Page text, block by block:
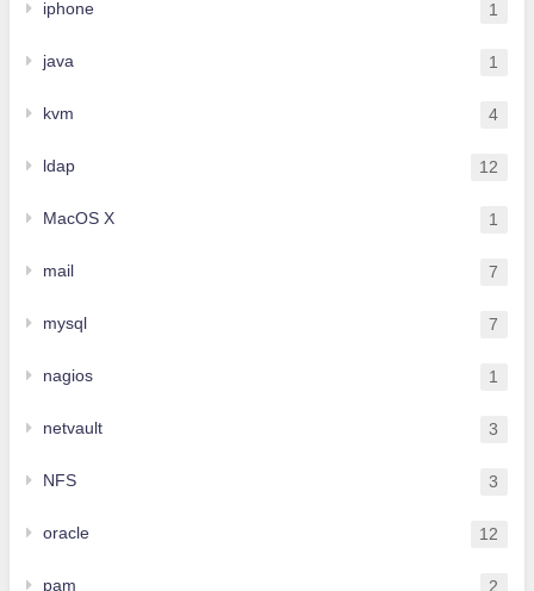
iphone 1
java 1
kvm 4
ldap 12
MacOS X 1
mail 7
mysql 7
nagios 1
netvault 3
NFS 3
oracle 12
pam 2